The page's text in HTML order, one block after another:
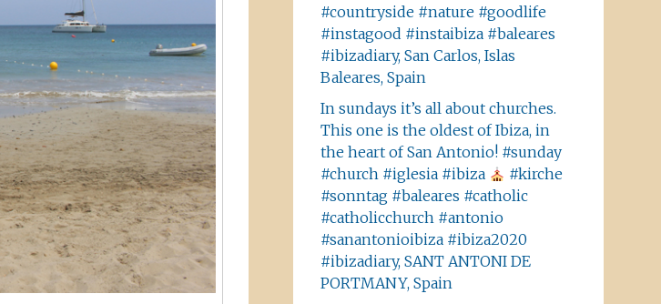
#countryside #nature #goodlife
#instagood #instaibiza #baleares
#ibizadiary, San Carlos, Islas
Baleares, Spain
In sundays it’s all about churches.
This one is the oldest of Ibiza, in
the heart of San Antonio! #sunday
#church #iglesia #ibiza
#kirche
#sonntag #baleares #catholic
#catholicchurch #antonio
#sanantonioibiza #ibiza2020
#ibizadiary, SANT ANTONI DE
PORTMANY, Spain